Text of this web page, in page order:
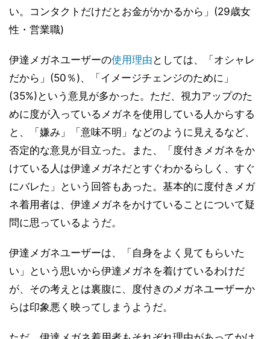
い。コンタクトだけだとお金がかかるから」(29歳女
性・営業職)
伊達メガネユーザーの使用理由 としては、「オシャレ
だから」(50％)、「イメージチェンジのために」
(35%)という意見が多かった。ただ、視力アップのた
めに度が入っているメガネを使用している人からする
と、「嫌み」「意味不明」などのように見えるなど、
否定的な意見が目立った。また、「度付きメガネをか
けている人は伊達メガネだとすぐわかるらしく、すぐ
にバレた」という回答もあった。基本的に度付きメガ
ネ着用者は、伊達メガネをかけていることについて疑
問に思っているようだ。
伊達メガネユーザーは、「自身をよく見てもらいた
い」という思いから伊達メガネを着けているわけだ
が、その考えとは裏腹に、度付きのメガネユーザーか
らは印象悪く映ってしまうようだ。